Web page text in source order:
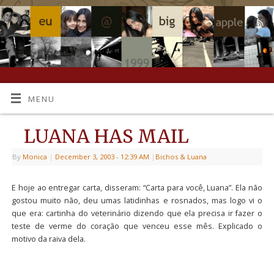
MENU
LUANA HAS MAIL
By Monica | December 3, 2003 - 12:39 AM | Bichos & Luana
E hoje ao entregar carta, disseram: “Carta para você, Luana”. Ela não
gostou muito não, deu umas latidinhas e rosnados, mas logo vi o
que era: cartinha do veterinário dizendo que ela precisa ir fazer o
teste de verme do coração que venceu esse mês. Explicado o
motivo da raiva dela.